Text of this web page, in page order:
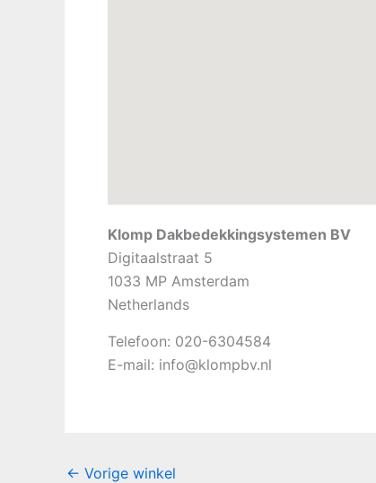
Klomp Dakbedekkingsystemen BV
Digitaalstraat 5
1033 MP Amsterdam
Netherlands
Telefoon: 020-6304584
E-mail: info@klompbv.nl
← Vorige winkel